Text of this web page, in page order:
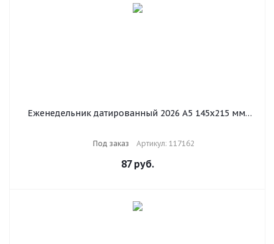
Еженедельник датированный 2026 А5 145х215 мм,
Под заказ Артикул: 117162
87руб.